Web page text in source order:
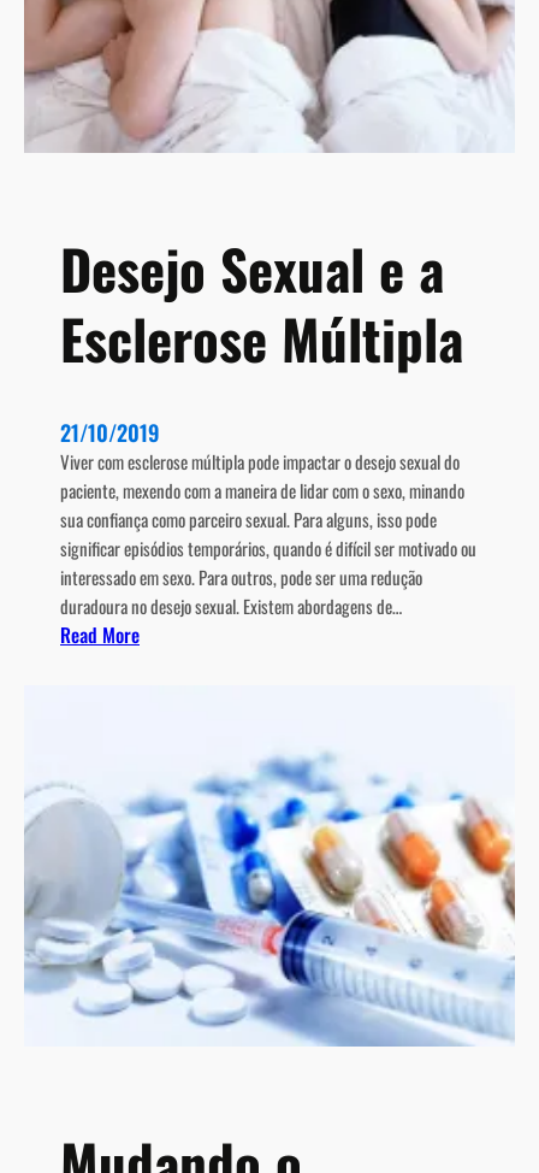
Desejo Sexual e a
Esclerose Múltipla
21/10/2019
Viver com esclerose múltipla pode impactar o desejo sexual do
paciente, mexendo com a maneira de lidar com o sexo, minando
sua confiança como parceiro sexual. Para alguns, isso pode
significar episódios temporários, quando é difícil ser motivado ou
interessado em sexo. Para outros, pode ser uma redução
duradoura no desejo sexual. Existem abordagens de…
Read More:
o
S
e
x
u
a
l
e
l